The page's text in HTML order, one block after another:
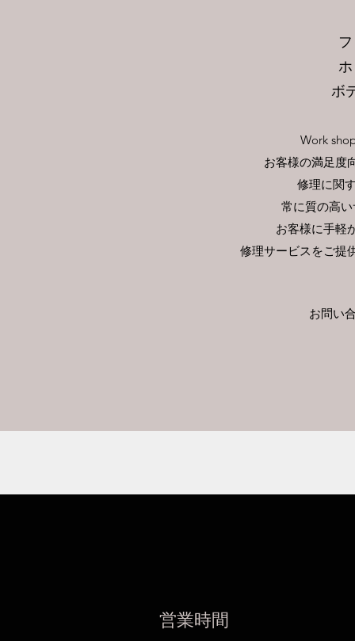
ボ
Work
お客様の満足度
修理に関
常に質の高
お客様に手軽
修理サービスをご提
お問い
営業時間